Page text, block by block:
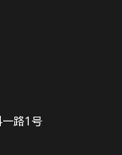
路1号